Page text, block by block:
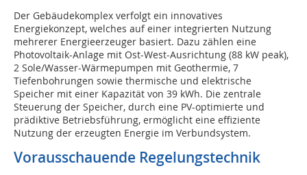
Der Gebäudekomplex verfolgt ein innovatives
Energiekonzept, welches auf einer integrierten Nutzung
mehrerer Energieerzeuger basiert. Dazu zählen eine
Photovoltaik-Anlage mit Ost-West-Ausrichtung (88 kW peak),
2 Sole/Wasser-Wärmepumpen mit Geothermie, 7
Tiefenbohrungen sowie thermische und elektrische
Speicher mit einer Kapazität von 39 kWh. Die zentrale
Steuerung der Speicher, durch eine PV-optimierte und
prädiktive Betriebsführung, ermöglicht eine effiziente
Nutzung der erzeugten Energie im Verbundsystem.
Vorausschauende Regelungstechnik